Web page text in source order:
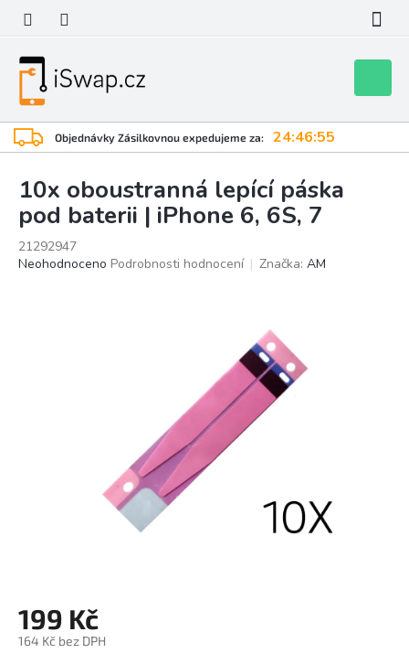
obsah
Objednávky Zásilkovnou expedujeme za: 24:46:55
košík
10x oboustranná lepící páska
pod baterii | iPhone 6, 6S, 7
21292947
Průměrné
Neohodnoceno Podrobnosti hodnocení Značka: AM
199 Kč
164 Kč bez DPH